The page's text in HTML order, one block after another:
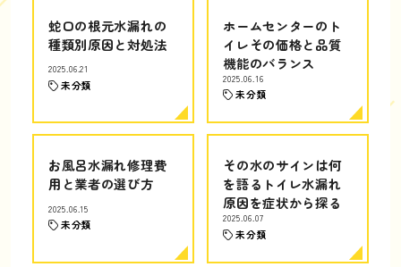
蛇口の根元水漏れの
種類別原因と対処法
2025.06.21
未分類
ホームセンターのト
イレその価格と品質
機能のバランス
2025.06.16
未分類
お風呂水漏れ修理費
用と業者の選び方
2025.06.15
未分類
その水のサインは何
を語るトイレ水漏れ
原因を症状から探る
2025.06.07
未分類